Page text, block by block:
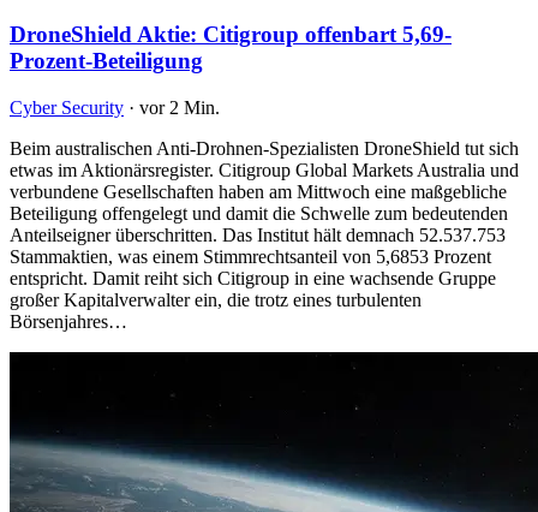
DroneShield Aktie: Citigroup offenbart 5,69-
Prozent-Beteiligung
Cyber Security · vor 2 Min.
Beim australischen Anti-Drohnen-Spezialisten DroneShield tut sich
etwas im Aktionärsregister. Citigroup Global Markets Australia und
verbundene Gesellschaften haben am Mittwoch eine maßgebliche
Beteiligung offengelegt und damit die Schwelle zum bedeutenden
Anteilseigner überschritten. Das Institut hält demnach 52.537.753
Stammaktien, was einem Stimmrechtsanteil von 5,6853 Prozent
entspricht. Damit reiht sich Citigroup in eine wachsende Gruppe
großer Kapitalverwalter ein, die trotz eines turbulenten
Börsenjahres…